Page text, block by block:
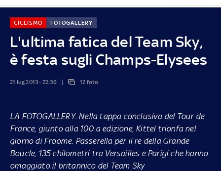
L'ultima fatica del Team Sky,
è festa sugli Champs-Elysees
CICLISMO FOTOGALLERY
21 lug 2013 - 22:36 12 foto
LA FOTOGALLERY. Nella tappa conclusiva del Tour de
France, giunto alla 100.a edizione, Kittel trionfa nel
giorno di Froome. Passerella per il re della Grande
Boucle, 135 chilometri tra Versailles e Parigi che hanno
omaggiato il britannico del Team Sky